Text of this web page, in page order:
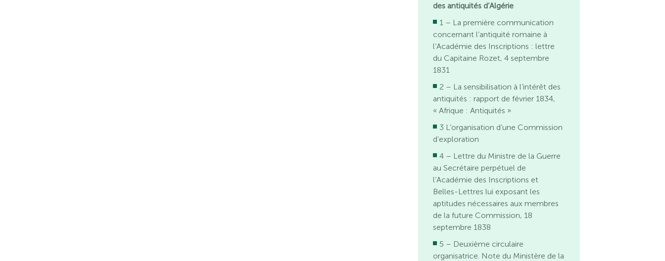
des antiquités d’Algérie
1 – La première communication
concernant l’antiquité romaine à
l’Académie des Inscriptions : lettre
du Capitaine Rozet, 4 septembre
1831
2 – La sensibilisation à l’intérêt des
antiquités : rapport de février 1834,
« Afrique : Antiquités »
3 L’organisation d’une Commission
d’exploration
4 – Lettre du Ministre de la Guerre
au Secrétaire perpétuel de
l’Académie des Inscriptions et
Belles-Lettres lui exposant les
aptitudes nécessaires aux membres
de la future Commission, 18
septembre 1838
5 – Deuxième circulaire
organisatrice. Note du Ministère de la